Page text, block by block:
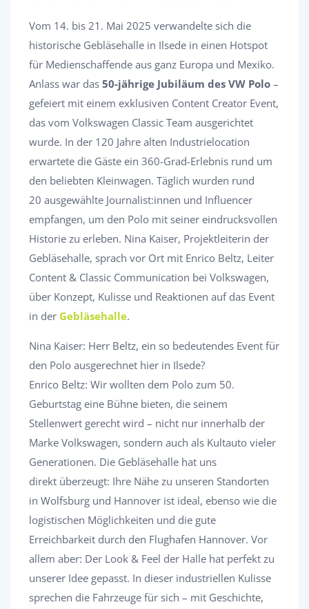
Vom 14. bis 21. Mai 2025 verwandelte sich die
historische Gebläsehalle in Ilsede in einen Hotspot
für Medienschaffende aus ganz Europa und Mexiko.
Anlass war das 50-jährige Jubiläum des VW Polo –
gefeiert mit einem exklusiven Content Creator Event,
das vom Volkswagen Classic Team ausgerichtet
wurde. In der 120 Jahre alten Industrielocation
erwartete die Gäste ein 360-Grad-Erlebnis rund um
den beliebten Kleinwagen. Täglich wurden rund
20 ausgewählte Journalist:innen und Influencer
empfangen, um den Polo mit seiner eindrucksvollen
Historie zu erleben. Nina Kaiser, Projektleiterin der
Gebläsehalle, sprach vor Ort mit Enrico Beltz, Leiter
Content & Classic Communication bei Volkswagen,
über Konzept, Kulisse und Reaktionen auf das Event
in der Gebläsehalle.
Nina Kaiser: Herr Beltz, ein so bedeutendes Event für
den Polo ausgerechnet hier in Ilsede?
Enrico Beltz: Wir wollten dem Polo zum 50.
Geburtstag eine Bühne bieten, die seinem
Stellenwert gerecht wird – nicht nur innerhalb der
Marke Volkswagen, sondern auch als Kultauto vieler
Generationen. Die Gebläsehalle hat uns
direkt überzeugt: Ihre Nähe zu unseren Standorten
in Wolfsburg und Hannover ist ideal, ebenso wie die
logistischen Möglichkeiten und die gute
Erreichbarkeit durch den Flughafen Hannover. Vor
allem aber: Der Look & Feel der Halle hat perfekt zu
unserer Idee gepasst. In dieser industriellen Kulisse
sprechen die Fahrzeuge für sich – mit Geschichte,